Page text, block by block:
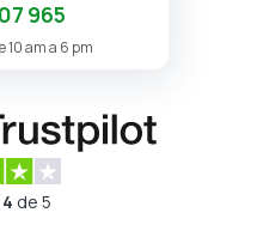
965
10 am a 6 pm
4 de 5